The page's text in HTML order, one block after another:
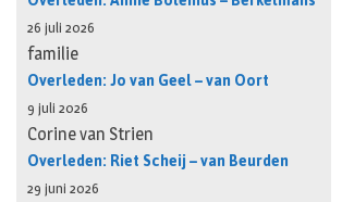
26 juli 2026
familie
Overleden: Jo van Geel – van Oort
9 juli 2026
Corine van Strien
Overleden: Riet Scheij – van Beurden
29 juni 2026